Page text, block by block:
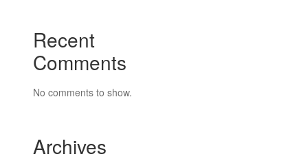
Recent
Comments
No comments to show.
Archives